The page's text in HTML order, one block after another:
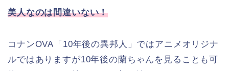
美人なのは間違いない！
コナンOVA「10年後の異邦人」ではアニメオリジナ
ルではありますが10年後の蘭ちゃんを見ることも可